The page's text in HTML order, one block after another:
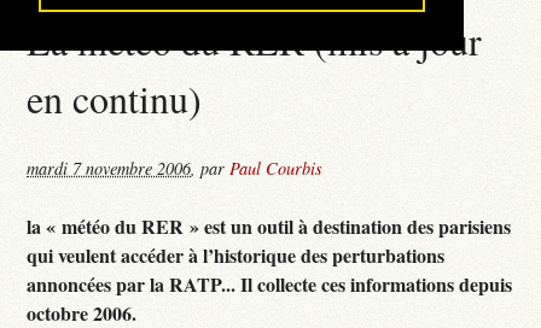
La météo du RER (mis à jour
en continu)
mardi 7 novembre 2006,parPaul Courbis
la « météo du RER » est un outil à destination des parisiens
qui veulent accéder à l’historique des perturbations
annoncées par la RATP... Il collecte ces informations depuis
octobre 2006.